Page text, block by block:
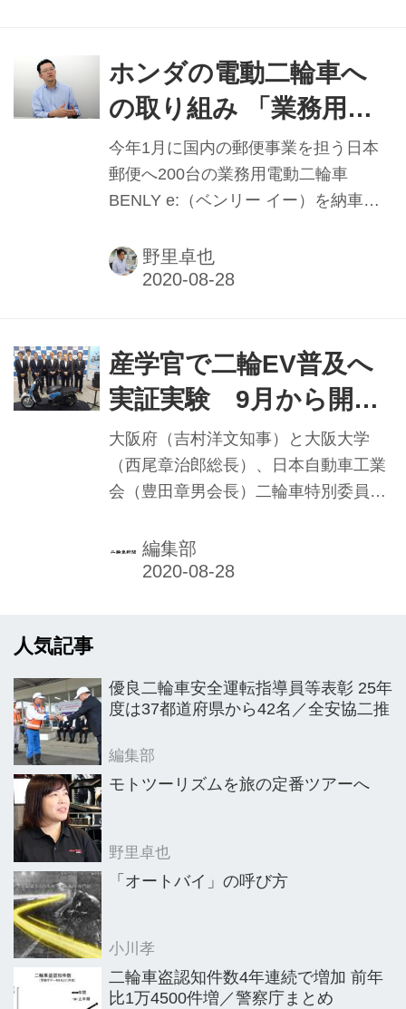
要が増加している“ラストワンマイル配
送分野”におけるEV導入事業者に対し
て支援するほか、交換式バッテリース
テーションを災害時の非常用電源とし
て活用することや、バッテリー交換式
EVによる新たなビジネスモデル構築を
ホンダの電動二輪車へ
の取り組み 「業務用で
信頼性高める」
今年1月に国内の郵便事業を担う日本
郵便へ200台の業務用電動二輪車
BENLY e:（ベンリー イー）を納車し
ナウイルスの影響もある中、電動二輪
車で今後、どのような戦略を進めてい
郵便へ納車。その後、販路は広がった
のか。 「新型コロナの影響はもとより
EVへの社会的な関心や理解浸透が進ま
ず、販路拡大が順調に進んでいるとは
いえない。日本郵便様への納車式後、
大手新聞各社様からも導入の意向があ
は、充電インフラや資金面などでハー
ドルはまだ高いとの意見もあるが、新
野里卓也
産学官で二輪EV普及へ
実証実験 9月から開始
自工会が大阪大学、大阪
府と連携し実施
大阪府（吉村洋文知事）と大阪大学
（西尾章治郎総長）、日本自動車工業
会（豊田章男会長）二輪車特別委員会
（二輪EV）普及のための実証実験プロ
ジェクト「e（ええ）やん OSAKA」
EVを阪大生や教職員に貸与し進められ
る同プロジェクトでは、バッテリー交
ニエンスストア店舗に設ける。
編集部
人気記事
優良二輪車安全運転指導員等表彰 25年
度は37都道府県から42名／全安協二推
編集部
モトツーリズムを旅の定番ツアーへ
野里卓也
「オートバイ」の呼び方
小川孝
二輪車盗認知件数4年連続で増加 前年
比1万4500件増／警察庁まとめ